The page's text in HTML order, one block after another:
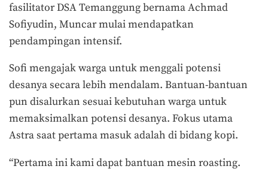
fasilitator DSA Temanggung bernama Achmad
Sofiyudin, Muncar mulai mendapatkan
pendampingan intensif.
Sofi mengajak warga untuk menggali potensi
desanya secara lebih mendalam. Bantuan-bantuan
pun disalurkan sesuai kebutuhan warga untuk
memaksimalkan potensi desanya. Fokus utama
Astra saat pertama masuk adalah di bidang kopi.
“Pertama ini kami dapat bantuan mesin roasting.